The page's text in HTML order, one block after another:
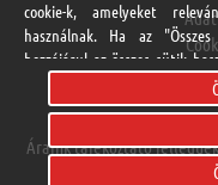
Áraink tájékoztató
cookie-k, amelyeket
használnak. Ha az
hozzájárul az összes sütik
elfogadhat és elutasíthat
vonatkozó beleegyezését.
Adatvédelmi Nyilatkozat